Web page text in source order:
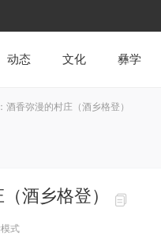
动态 文化 彝学
酒香弥漫的村庄（酒乡格登）
酒乡格登）
式